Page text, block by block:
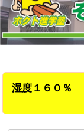
湿度１６０％